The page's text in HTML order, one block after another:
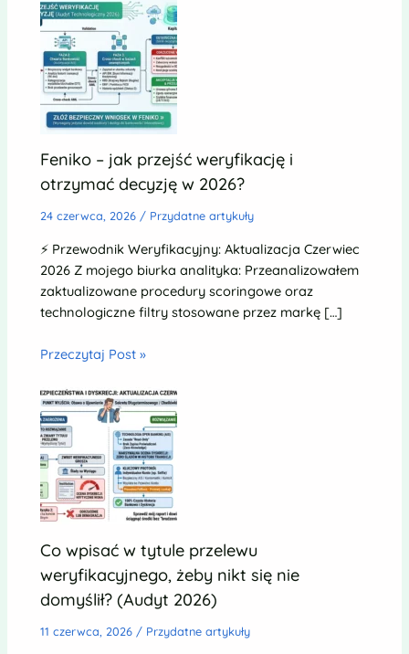
Feniko – jak przejść weryfikację i
otrzymać decyzję w 2026?
24 czerwca, 2026 / Przydatne artykuły
⚡ Przewodnik Weryfikacyjny: Aktualizacja Czerwiec
2026 Z mojego biurka analityka: Przeanalizowałem
zaktualizowane procedury scoringowe oraz
technologiczne filtry stosowane przez markę […]
Przeczytaj Post »
Co wpisać w tytule przelewu
weryfikacyjnego, żeby nikt się nie
domyślił? (Audyt 2026)
11 czerwca, 2026 / Przydatne artykuły